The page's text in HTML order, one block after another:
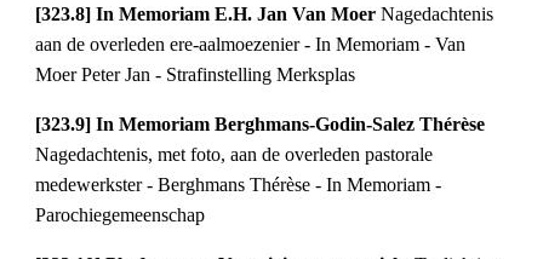
[323.8] In Memoriam E.H. Jan Van Moer Nagedachtenis
aan de overleden ere-aalmoezenier - In Memoriam - Van
Moer Peter Jan - Strafinstelling Merksplas
Nagedachtenis, met foto, aan de overleden pastorale
medewerkster - Berghmans Thérèse - In Memoriam -
Parochiegemeenschap